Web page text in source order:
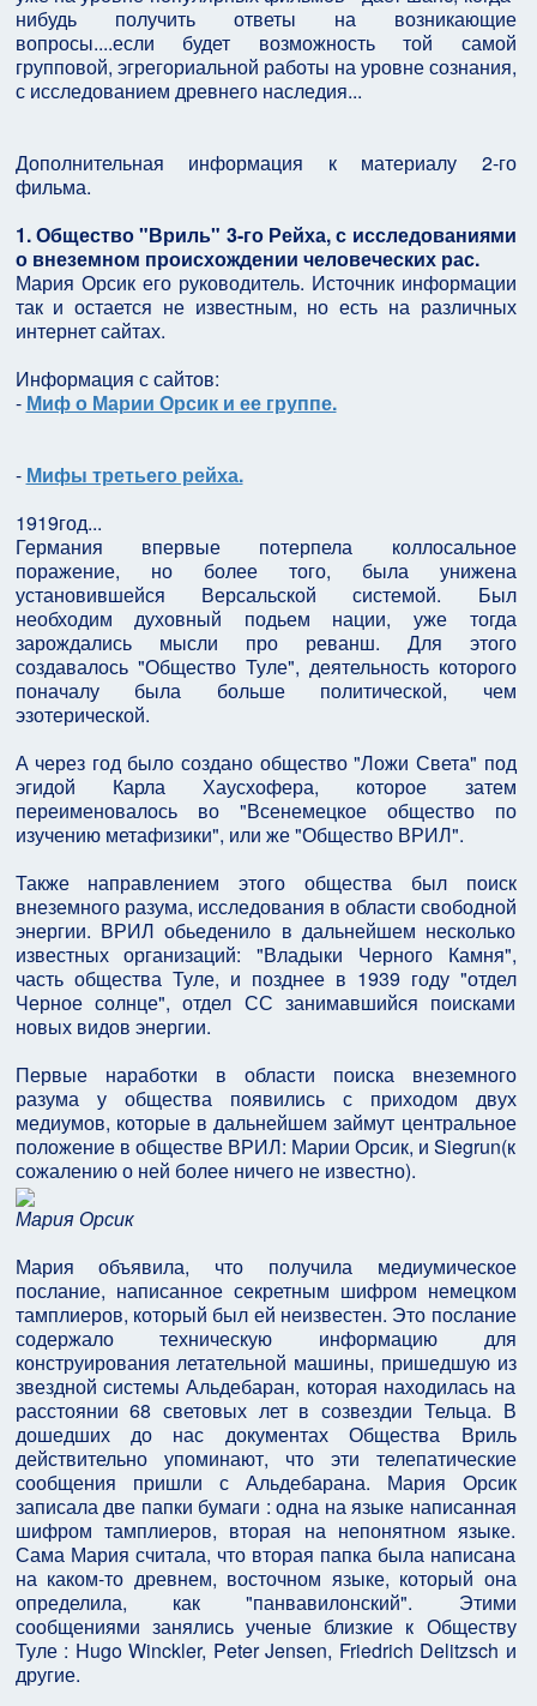
нибудь получить ответы на возникающие
вопросы....если будет возможность той самой
групповой, эгрегориальной работы на уровне сознания,
с исследованием древнего наследия...
Дополнительная информация к материалу 2-го
фильма.
1. Общество "Вриль" 3-го Рейха, с исследованиями
о внеземном происхождении человеческих рас.
Мария Орсик его руководитель. Источник информации
так и остается не известным, но есть на различных
интернет сайтах.
Информация с сайтов:
- Миф о Марии Орсик и ее группе.
- Мифы третьего рейха.
1919год...
Германия впервые потерпела коллосальное
поражение, но более того, была унижена
установившейся Версальской системой. Был
необходим духовный подьем нации, уже тогда
зарождались мысли про реванш. Для этого
создавалось "Общество Туле", деятельность которого
поначалу была больше политической, чем
эзотерической.
А через год было создано общество "Ложи Света" под
эгидой Карла Хаусхофера, которое затем
переименовалось во "Всенемецкое общество по
изучению метафизики", или же "Общество ВРИЛ".
Также направлением этого общества был поиск
внеземного разума, исследования в области свободной
энергии. ВРИЛ обьеденило в дальнейшем несколько
известных организаций: "Владыки Черного Камня",
часть общества Туле, и позднее в 1939 году "отдел
Черное солнце", отдел СС занимавшийся поисками
новых видов энергии.
Первые наработки в области поиска внеземного
разума у общества появились с приходом двух
медиумов, которые в дальнейшем займут центральное
положение в обществе ВРИЛ: Марии Орсик, и Siegrun(к
сожалению о ней более ничего не известно).
Мария Орсик
Мария объявила, что получила медиумическое
послание, написанное секретным шифром немецком
тамплиеров, который был ей неизвестен. Это послание
содержало техническую информацию для
конструирования летательной машины, пришедшую из
звездной системы Альдебаран, которая находилась на
расстоянии 68 световых лет в созвездии Тельца. В
дошедших до нас документах Общества Вриль
действительно упоминают, что эти телепатические
сообщения пришли с Альдебарана. Мария Орсик
записала две папки бумаги : одна на языке написанная
шифром тамплиеров, вторая на непонятном языке.
Сама Мария считала, что вторая папка была написана
на каком-то древнем, восточном языке, который она
определила, как "панвавилонский". Этими
сообщениями занялись ученые близкие к Обществу
Туле : Hugo Winckler, Peter Jensen, Friedrich Delitzsch и
другие.